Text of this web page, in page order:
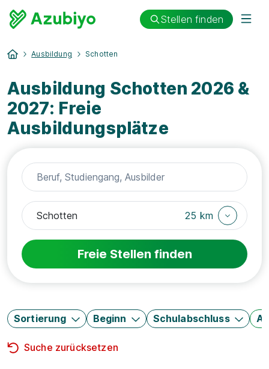
Stellen finden
Ausbildung Schotten
Ausbildung Schotten 2026 &
2027: Freie
Ausbildungsplätze
25 km
Freie Stellen finden
Sortierung Beginn Schulabschluss
Suche zurücksetzen